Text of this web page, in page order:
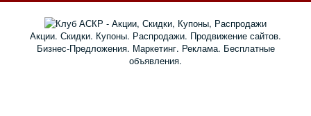
Акции. Скидки. Купоны. Распродажи. Продвижение сайтов.
Бизнес-Предложения. Маркетинг. Реклама. Бесплатные
объявления.